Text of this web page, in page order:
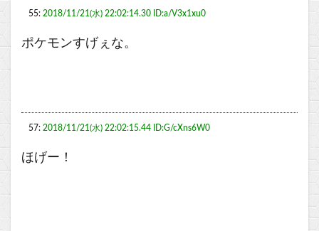
55: 2018/11/21(水) 22:02:14.30 ID:a/V3x1xu0
ポケモンすげぇな。
57: 2018/11/21(水) 22:02:15.44 ID:G/cXns6W0
ほげー！